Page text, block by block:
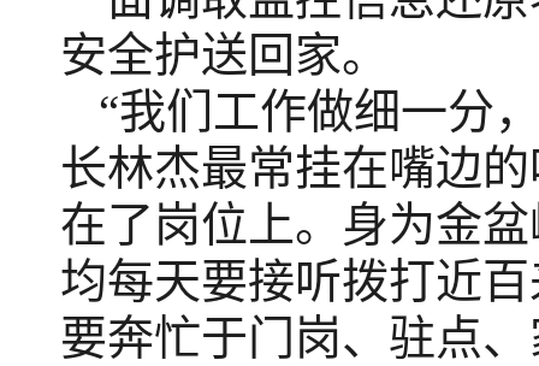
安全护送回家。
“我们工作做细一分
长林杰最常挂在嘴边
在了岗位上。身为金
均每天要接听拨打近
要奔忙于门岗、驻点